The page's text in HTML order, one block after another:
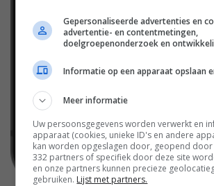
Gepersonaliseerde advertenties en
advertentie- en contentmetingen,
doelgroepenonderzoek en
Informatie op een apparaat opslaan
Meer informatie
Uw persoonsgegevens worden verwerkt en
apparaat (cookies, unieke ID's en andere
kan worden opgeslagen door, geopend
332 partners of specifiek door deze site
en onze partners kunnen precieze
gebruiken. Lijst met partners.